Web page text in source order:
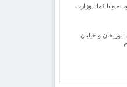
و با كمك وزارت
و خیابان